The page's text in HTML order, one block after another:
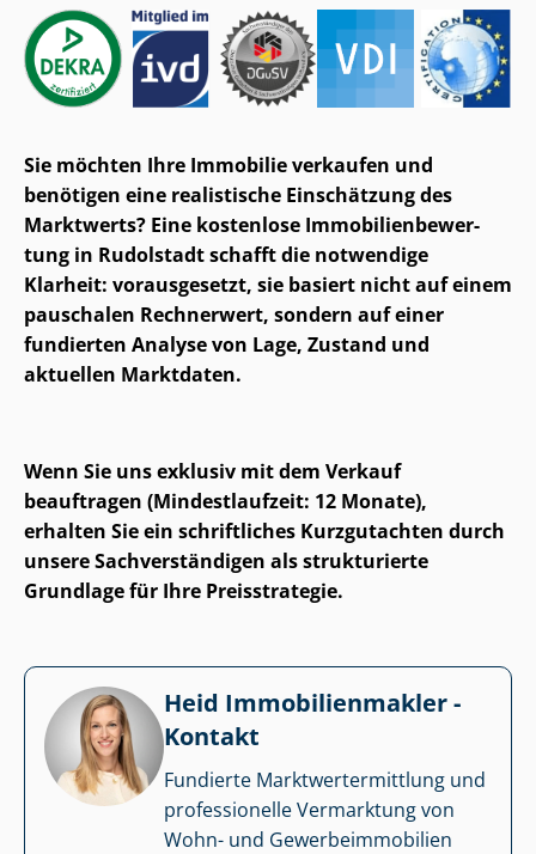
Sie möchten Ihre Immobilie verkaufen und
benötigen eine realistische Einschätzung des
Marktwerts? Eine kostenlose Im­mo­bi­li­en­be­wer­
tung in Rudolstadt schafft die notwendige
Klarheit: vorausgesetzt, sie basiert nicht auf einem
pauschalen Rechnerwert, sondern auf einer
fundierten Analyse von Lage, Zustand und
aktuellen Marktdaten.
Wenn Sie uns exklusiv mit dem Verkauf
beauftragen (Mindestlaufzeit: 12 Monate),
erhalten Sie ein schriftliches Kurzgutachten durch
unsere Sach­ver­stän­di­gen als strukturierte
Grundlage für Ihre Preisstrategie.
Heid Im­mo­bi­li­en­mak­ler -
Kontakt
Fundierte Markt­wert­ermitt­lung und
professionelle Vermarktung von
Wohn- und Ge­wer­be­im­mo­bi­li­en